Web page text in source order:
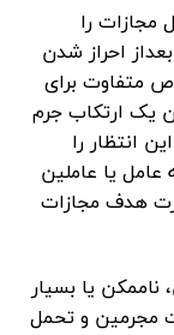
را
احراز شدن
متفاوت برای
یک ارتکاب جرم
انتظار را
یا عاملین
هدف مجازات
ناممکن یا بسیار
مجرمین و تحمل